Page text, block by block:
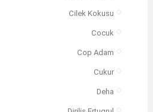
Cilek Kokusu
Cocuk
Cop Adam
Cukur
Deha